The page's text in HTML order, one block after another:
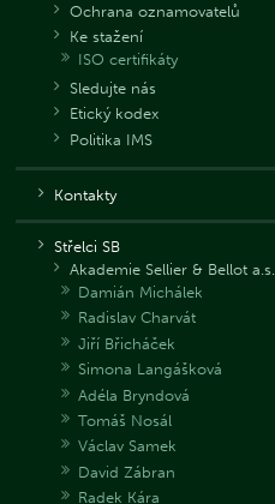
Ochrana oznamovatelů
Ke stažení
ISO certifikáty
Sledujte nás
Etický kodex
Politika IMS
Kontakty
Střelci SB
Akademie Sellier & Bellot a.s.
Damián Michálek
Radislav Charvát
Jiří Břicháček
Simona Langášková
Adéla Bryndová
Tomáš Nosál
Václav Samek
David Zábran
Radek Kára